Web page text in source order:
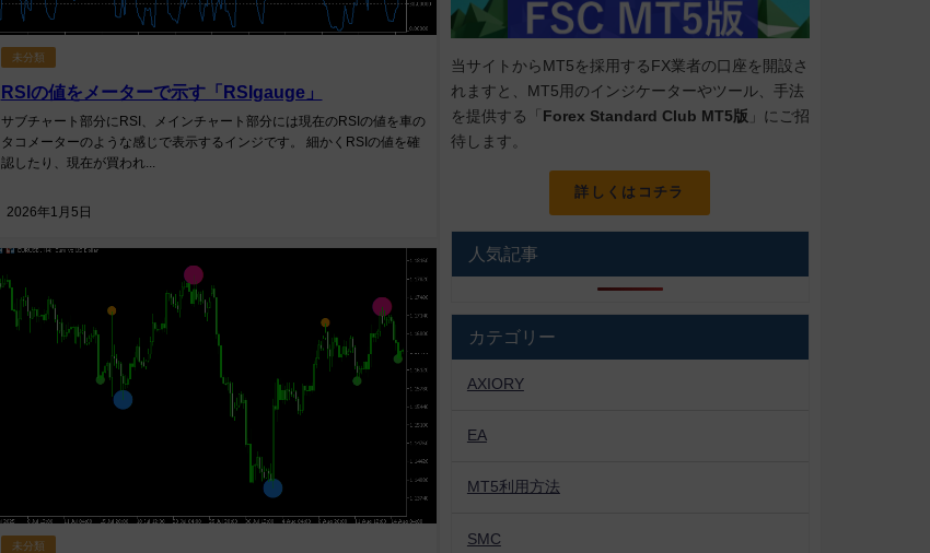
未分類
RSIの値をメーターで示す「RSIgauge」
サブチャート部分にRSI、メインチャート部分には現在のRSIの値を車の
タコメーターのような感じで表示するインジです。 細かくRSIの値を確
認したり、現在が買われ...
2026年1月5日
未分類
当サイトからMT5を採用するFX業者の口座を開設さ
れますと、MT5用のインジケーターやツール、手法
を提供する「 Forex Standard Club MT5版 」にご招
待します。
詳しくはコチラ
人気記事
カテゴリー
AXIORY
EA
MT5利用方法
SMC